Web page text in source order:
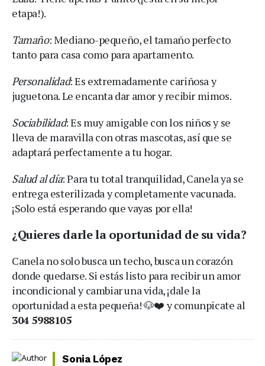
etapa!).
Tamaño: Mediano-pequeño, el tamaño perfecto
tanto para casa como para apartamento.
Personalidad: Es extremadamente cariñosa y
juguetona. Le encanta dar amor y recibir mimos.
Sociabilidad: Es muy amigable con los niños y se
lleva de maravilla con otras mascotas, así que se
adaptará perfectamente a tu hogar.
Salud al día: Para tu total tranquilidad, Canela ya se
entrega esterilizada y completamente vacunada.
¡Solo está esperando que vayas por ella!
¿Quieres darle la oportunidad de su vida?
Canela no solo busca un techo, busca un corazón
donde quedarse. Si estás listo para recibir un amor
incondicional y cambiar una vida, ¡dale la
oportunidad a esta pequeña! 🐶❤️ y comunpicate al
304 5988105
Sonia López